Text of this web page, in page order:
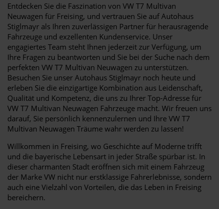
Entdecken Sie die Faszination von VW T7 Multivan
Neuwagen für Freising, und vertrauen Sie auf Autohaus
Stiglmayr als Ihren zuverlässigen Partner für herausragende
Fahrzeuge und exzellenten Kundenservice. Unser
engagiertes Team steht Ihnen jederzeit zur Verfügung, um
Ihre Fragen zu beantworten und Sie bei der Suche nach dem
perfekten VW T7 Multivan Neuwagen zu unterstützen.
Besuchen Sie unser Autohaus Stiglmayr noch heute und
erleben Sie die einzigartige Kombination aus Leidenschaft,
Qualität und Kompetenz, die uns zu Ihrer Top-Adresse für
VW T7 Multivan Neuwagen Fahrzeuge macht. Wir freuen uns
darauf, Sie persönlich kennenzulernen und Ihre VW T7
Multivan Neuwagen Träume wahr werden zu lassen!
Willkommen in Freising, wo Geschichte auf Moderne trifft
und die bayerische Lebensart in jeder Straße spürbar ist. In
dieser charmanten Stadt eröffnen sich mit einem Fahrzeug
der Marke VW nicht nur erstklassige Fahrerlebnisse, sondern
auch eine Vielzahl von Vorteilen, die das Leben in Freising
bereichern.